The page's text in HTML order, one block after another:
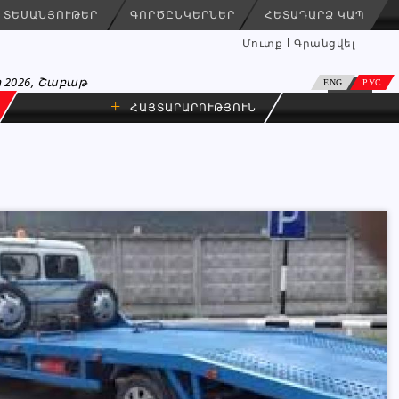
ՏԵՍԱՆՅՈՒԹԵՐ ԳՈՐԾԸՆԿԵՐՆԵՐ ՀԵՏԱԴԱՐՁ ԿԱՊ
Մուտք Գրանցվել
ENG РУС
2026, Շաբաթ
+ ՀԱՅՏԱՐԱՐՈՒԹՅՈՒՆ